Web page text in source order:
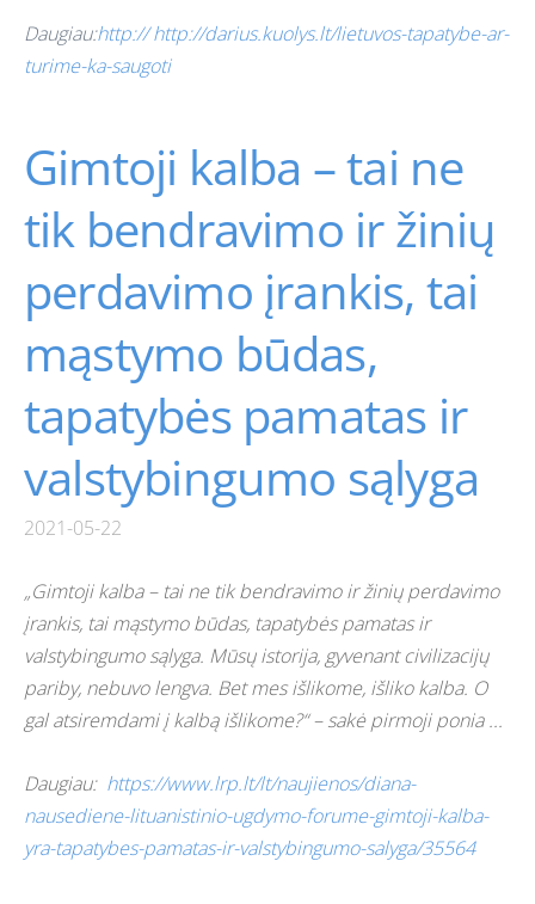
Daugiau:http:// http://darius.kuolys.lt/lietuvos-tapatybe-ar-
turime-ka-saugoti
Gimtoji kalba – tai ne
tik bendravimo ir žinių
perdavimo įrankis, tai
mąstymo būdas,
tapatybės pamatas ir
valstybingumo sąlyga
2021-05-22
„Gimtoji kalba – tai ne tik bendravimo ir žinių perdavimo
įrankis, tai mąstymo būdas, tapatybės pamatas ir
valstybingumo sąlyga. Mūsų istorija, gyvenant civilizacijų
pariby, nebuvo lengva. Bet mes išlikome, išliko kalba. O
gal atsiremdami į kalbą išlikome?“ – sakė pirmoji ponia ...
Daugiau: https://www.lrp.lt/lt/naujienos/diana-
nausediene-lituanistinio-ugdymo-forume-gimtoji-kalba-
yra-tapatybes-pamatas-ir-valstybingumo-salyga/35564